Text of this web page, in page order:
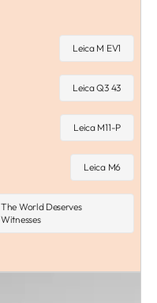
Leica M EV1
Leica Q3 43
Leica M11-P
Leica M6
The World Deserves
Witnesses